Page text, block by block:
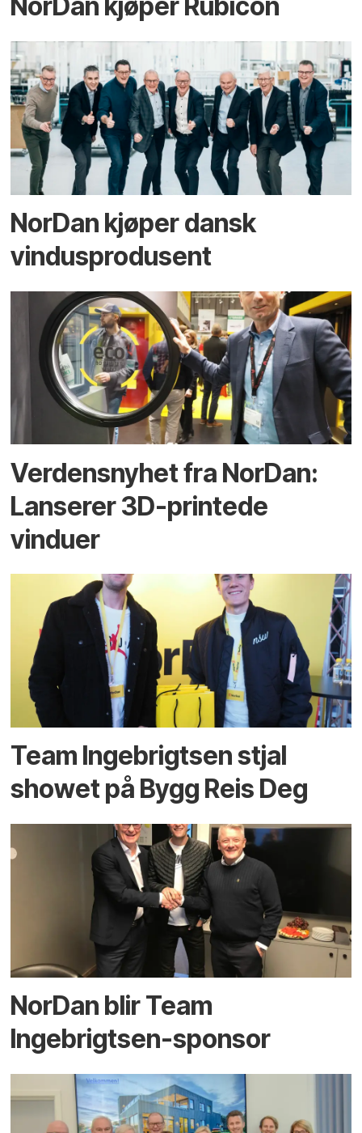
NorDan kjøper dansk
vindusprodusent
Verdensnyhet fra NorDan:
Lanserer 3D-printede
vinduer
Team Ingebrigtsen stjal
showet på Bygg Reis Deg
NorDan blir Team
Ingebrigtsen-sponsor